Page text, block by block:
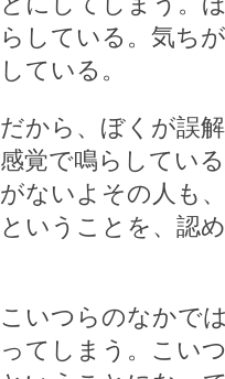
らしている。気ち
している。
だから、ぼくが誤
感覚で鳴らしてい
がないよその人も
ということを、認め
こいつらのなかで
ってしまう。こい